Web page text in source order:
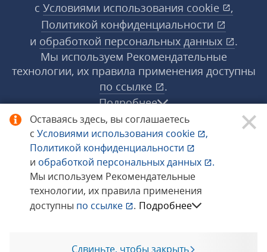
Оставаясь здесь, вы соглашаетесь
с Условиями использования cookie
,
Политикой конфиденциальности
и обработкой персональных данных
.
Мы используем Рекомендательные
технологии, их правила применения
доступны по ссылке . Подробнее
Сдвиньте, чтобы закрыть
с Условиями использования cookie
,
Политикой конфиденциальности
и обработкой персональных данных
.
Мы используем Рекомендательные
технологии, их правила применения доступны
по ссылке
.
Подробнее
© 1998−2026 «1С‑Рарус» ®. Все права
защищены.
Сообщить об ошибке
Позвоните мне